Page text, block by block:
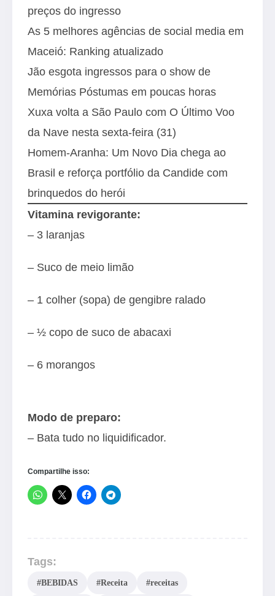
preços do ingresso
As 5 melhores agências de social media em
Maceió: Ranking atualizado
Jão esgota ingressos para o show de
Memórias Póstumas em poucas horas
Xuxa volta a São Paulo com O Último Voo
da Nave nesta sexta-feira (31)
Homem-Aranha: Um Novo Dia chega ao
Brasil e reforça portfólio da Candide com
brinquedos do herói
Vitamina revigorante:
– 3 laranjas
– Suco de meio limão
– 1 colher (sopa) de gengibre ralado
– ½ copo de suco de abacaxi
– 6 morangos
Modo de preparo:
– Bata tudo no liquidificador.
Compartilhe isso:
Tags:
#BEBIDAS #Receita #receitas